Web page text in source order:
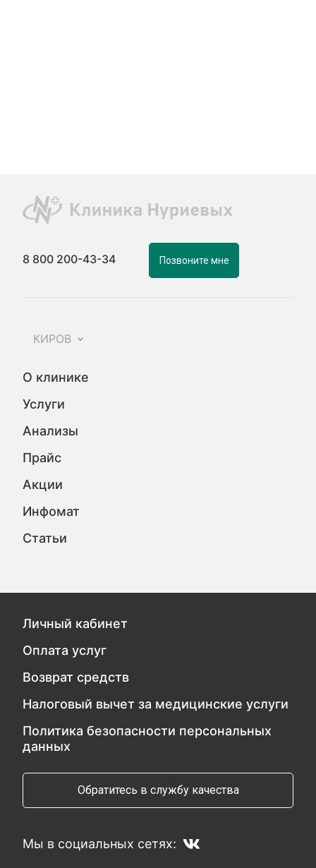
8 800 200-43-34 Позвоните мне
КИРОВ
О клинике
Услуги
Анализы
Прайс
Акции
Инфомат
Статьи
Личный кабинет
Оплата услуг
Возврат средств
Налоговый вычет за медицинские услуги
Политика безопасности персональных
данных
Обратитесь в службу качества
Мы в социальных сетях: